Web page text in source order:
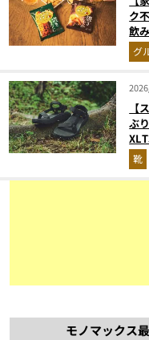
ク
飲
グ
【
ぶ
解説
靴
モノマックス